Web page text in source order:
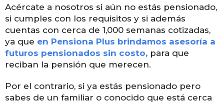
Acércate a nosotros si aún no estás pensionado,
si cumples con los requisitos y si además
cuentas con cerca de 1,000 semanas cotizadas,
ya que en Pensiona Plus brindamos asesoría a
futuros pensionados sin costo, para que
reciban la pensión que merecen.
Por el contrario, si ya estás pensionado pero
sabes de un familiar o conocido que está cerca